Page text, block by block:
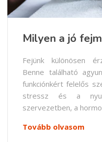
Milyen a jó
Fejünk különösen
Benne található
funkciónkért felelős
stressz és a
szervezetben, a
Tovább olvasom